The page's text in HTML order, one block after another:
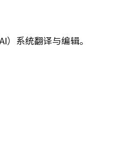
系统翻译与编辑。